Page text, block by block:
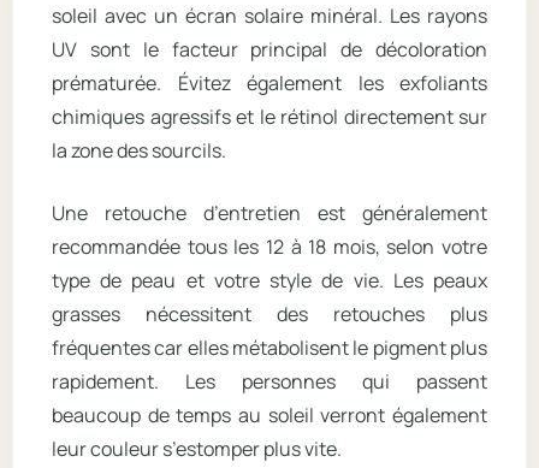
soleil avec un écran solaire minéral. Les rayons
UV sont le facteur principal de décoloration
prématurée. Évitez également les exfoliants
chimiques agressifs et le rétinol directement sur
la zone des sourcils.
Une retouche d’entretien est généralement
recommandée tous les 12 à 18 mois, selon votre
type de peau et votre style de vie. Les peaux
grasses nécessitent des retouches plus
fréquentes car elles métabolisent le pigment plus
rapidement. Les personnes qui passent
beaucoup de temps au soleil verront également
leur couleur s’estomper plus vite.